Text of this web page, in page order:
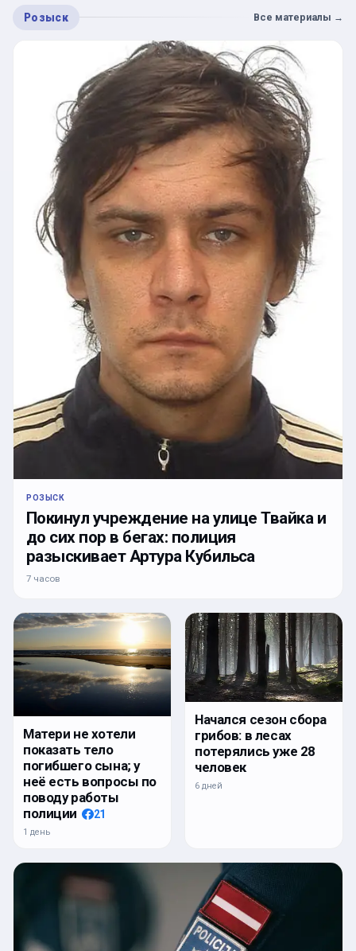
Розыск Все материалы →
РОЗЫСК
Покинул учреждение на улице Твайка и
до сих пор в бегах: полиция
разыскивает Артура Кубильса
7 часов
Матери не хотели
показать тело
погибшего сына; у
неё есть вопросы по
поводу работы
полиции
21
1 день
Начался сезон сбора
грибов: в лесах
потерялись уже 28
человек
6 дней